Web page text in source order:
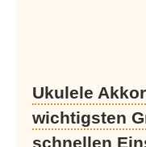
Ukulele
wichtigsten
schnellen